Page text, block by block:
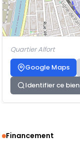
Quartier Alfort
Google Maps
Identifier ce bien
Financement